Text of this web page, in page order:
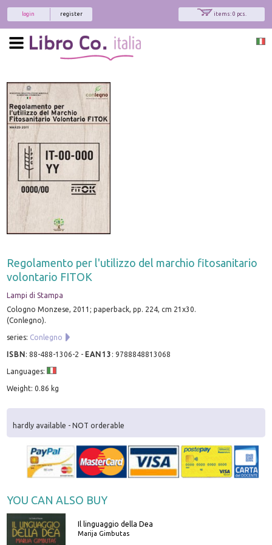
items: 0 pcs.
register
login
Regolamento per l'utilizzo del marchio fitosanitario
volontario FITOK
Lampi di Stampa
Cologno Monzese, 2011; paperback, pp. 224, cm 21x30.
(Conlegno).
series: Conlegno
ISBN:88-488-1306-2 - EAN13 :9788848813068
Languages:
Weight: 0.86 kg
hardly available - NOT orderable
YOU CAN ALSO BUY
Il linguaggio della Dea
Marija Gimbutas